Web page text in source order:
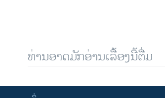
ທ່ານອາດມັກອ່ານເລື້ອງນີ້ຕື່ມ